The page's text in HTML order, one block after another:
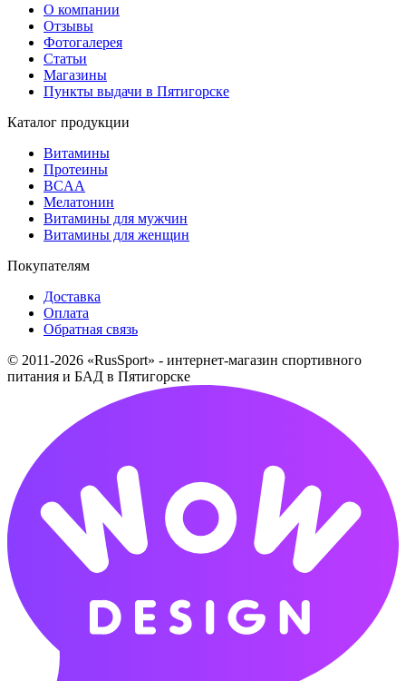
О компании
Отзывы
Фотогалерея
Статьи
Магазины
Пункты выдачи в Пятигорске
Каталог продукции
Витамины
Протеины
BCAA
Мелатонин
Витамины для мужчин
Витамины для женщин
Покупателям
Доставка
Оплата
Обратная связь
© 2011-2026 «RusSport» - интернет-магазин спортивного
питания и БАД в Пятигорске